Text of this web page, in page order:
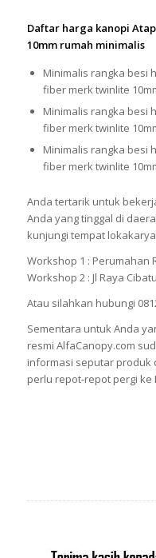
Daftar harga kanopi
10mm rumah minimalis
Minimalis rangka besi
fiber merk twinlite
Minimalis rangka besi
fiber merk twinlite
Minimalis rangka besi
fiber merk twinlite
Anda tertarik untuk
Anda yang tinggal di
kunjungi tempat
Workshop 1 : Perumahan
Workshop 2 : Jl Raya
Atau silahkan hubungi
Sementara untuk Anda
resmi AlfaCanopy.com
informasi seputar produk
perlu repot-repot pergi ke